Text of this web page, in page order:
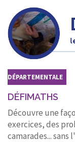
DÉPARTEMENTALE
DÉFIMATHS
Découvre une
exercices, des
camarades...